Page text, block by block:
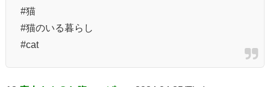
#猫
#猫のいる暮らし
#cat